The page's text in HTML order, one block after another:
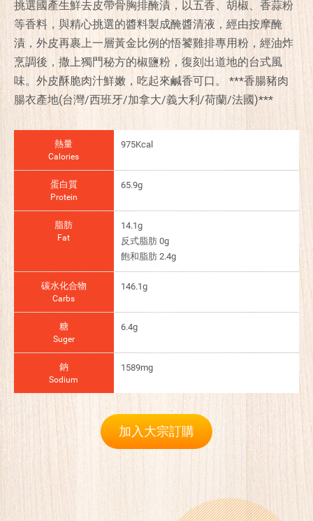
挑選國產生鮮去皮帶骨胸排醃漬，以五香、胡椒、香蒜粉
等香料，與精心挑選的醬料製成醃醬清液，經由按摩醃
漬，外皮再裹上一層黃金比例的悟饕雞排專用粉，經油炸
烹調後，撒上獨門秘方的椒鹽粉，復刻出道地的台式風
味。外皮酥脆肉汁鮮嫩，吃起來鹹香可口。 ***香腸豬肉
腸衣產地(台灣/西班牙/加拿大/義大利/荷蘭/法國)***
熱量
Calories
975Kcal
蛋白質
Protein
65.9g
脂肪
Fat
14.1g
反式脂肪 0g
飽和脂肪 2.4g
碳水化合物
Carbs
146.1g
糖
Suger
6.4g
鈉
Sodium
1589mg
加入大宗訂購